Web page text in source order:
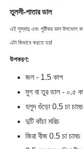
তুলসী-পাতার ডাল
এই সুস্বাদু এবং পুষ্টিকর ডাল উপভোগ
এটা কিভাবে করতে হয়!
উপকরণ:
জল - 1.5 কাপ
মুগ বা তুর ডাল - ০.৫
হলুদ গুঁড়ো 0.5 চা চামচ
দুটি কাঁচা মরিচ
জিরা বীজ 0.5 চা চামচ